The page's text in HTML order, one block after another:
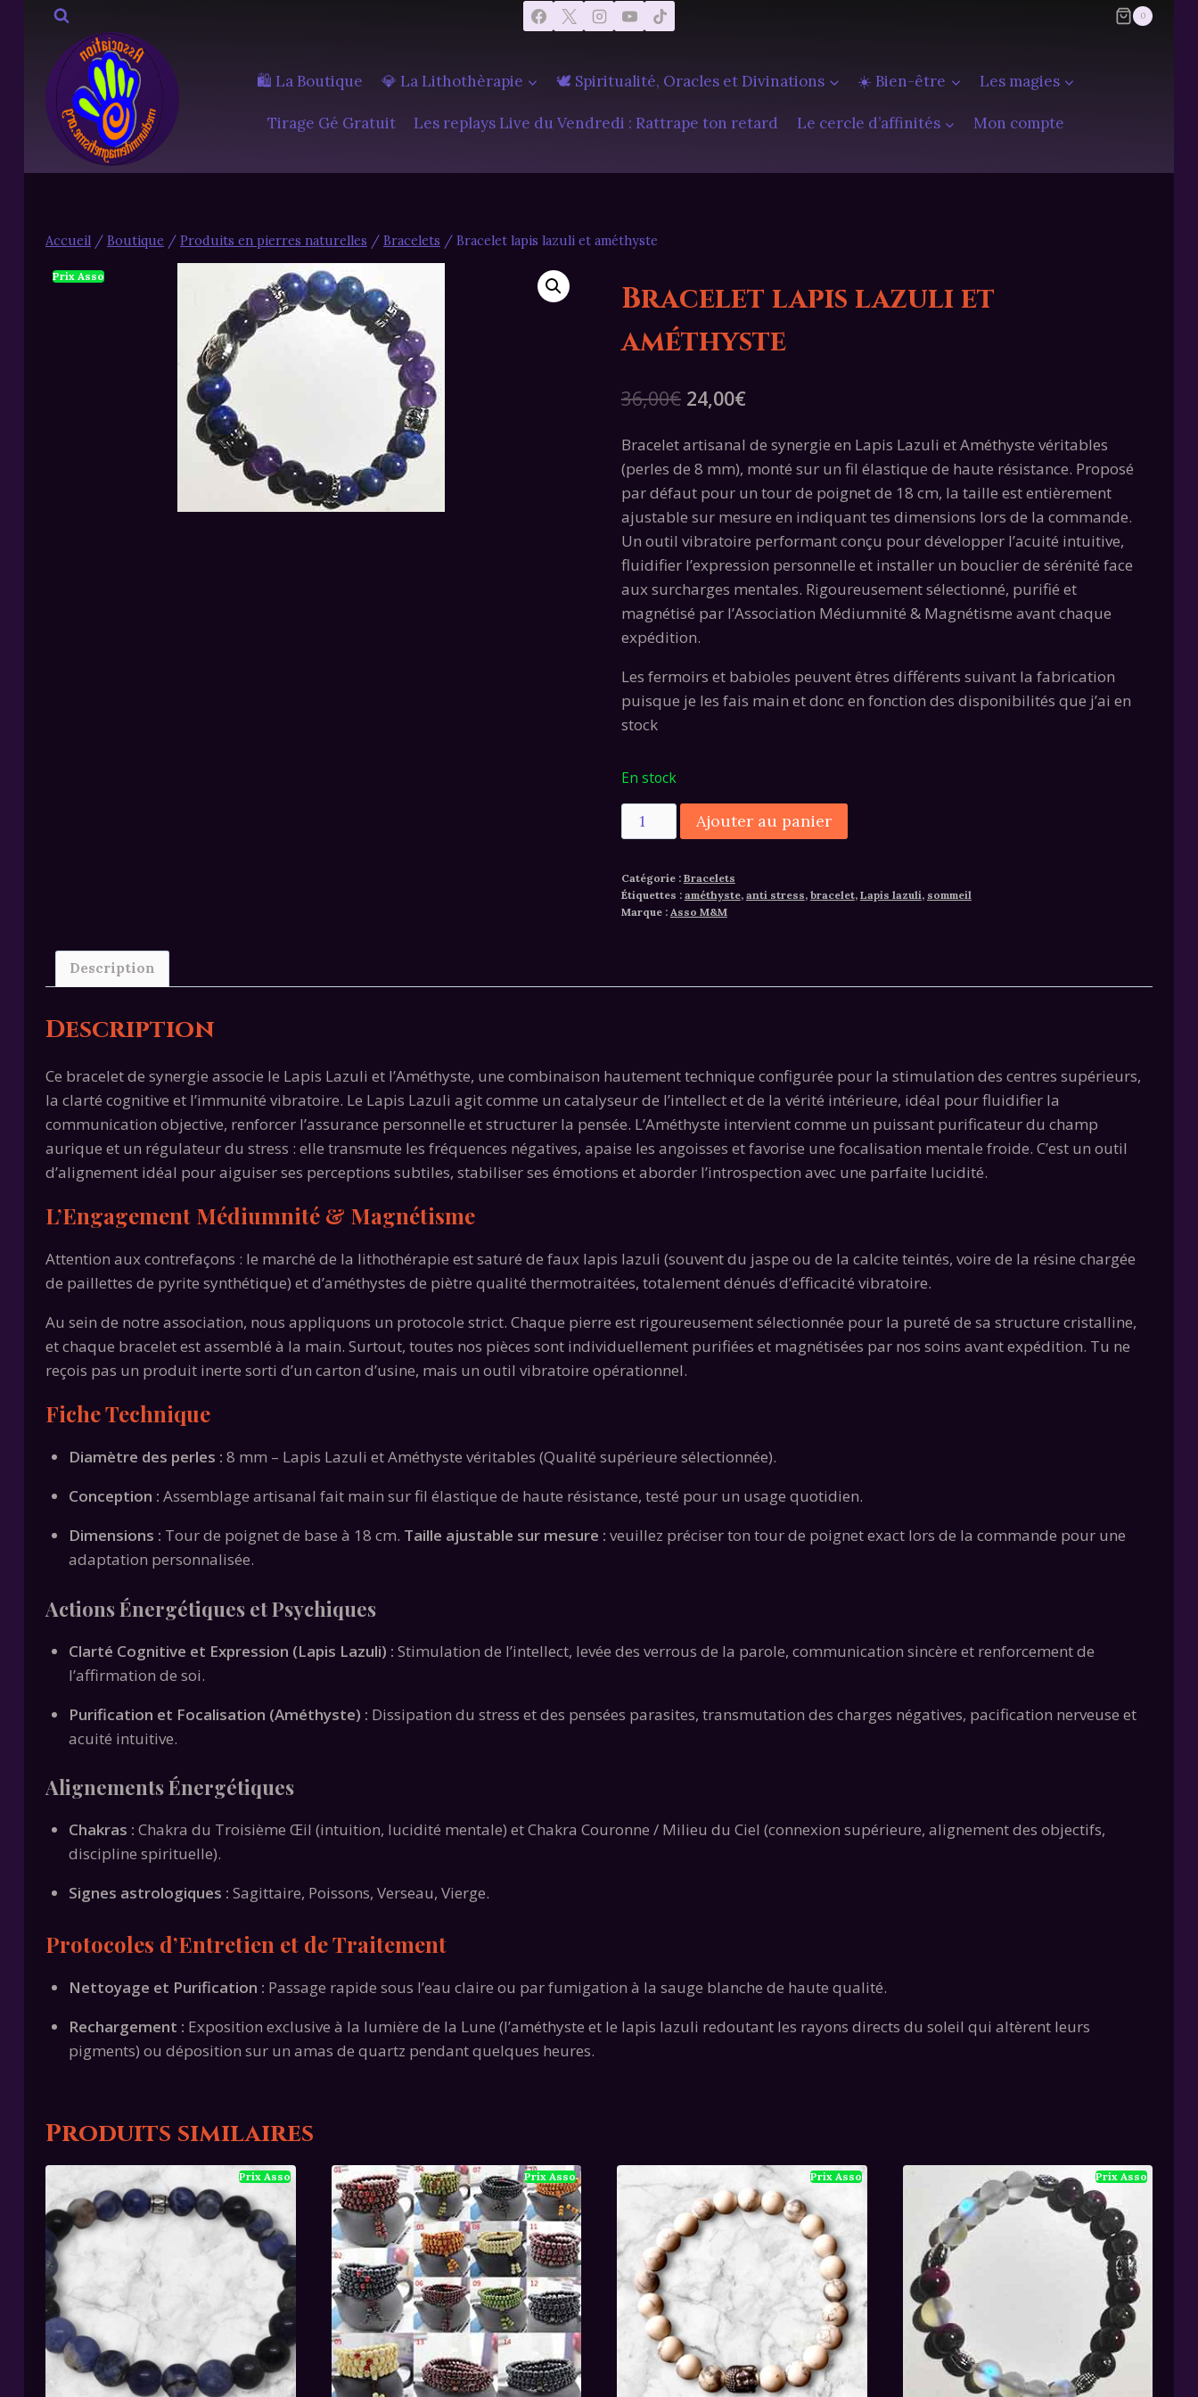
Aller
contenu
0
🛍️ La Boutique 💎 La Lithothèrapie 🕊️ Spiritualité, Oracles et Divinations ☀️ Bien-être Les magies
Tirage Gé Gratuit Les replays Live du Vendredi : Rattrape ton retard Le cercle d’affinités Mon compte
Accueil / Boutique / Produits en pierres naturelles / Bracelets / Bracelet lapis lazuli et améthyste
Bracelet lapis lazuli et
améthyste
36,00€ Le
initial
était :
36,00€.
24,00€Le
actuel
est :
24,00€.
Bracelet artisanal de synergie en Lapis Lazuli et Améthyste véritables
(perles de 8 mm), monté sur un fil élastique de haute résistance. Proposé
par défaut pour un tour de poignet de 18 cm, la taille est entièrement
ajustable sur mesure en indiquant tes dimensions lors de la commande.
Un outil vibratoire performant conçu pour développer l’acuité intuitive,
fluidifier l’expression personnelle et installer un bouclier de sérénité face
aux surcharges mentales. Rigoureusement sélectionné, purifié et
magnétisé par l’Association Médiumnité & Magnétisme avant chaque
expédition.
Les fermoirs et babioles peuvent êtres différents suivant la fabrication
puisque je les fais main et donc en fonction des disponibilités que j’ai en
stock
En stock
quantité
de
lapis
lazuli
Ajouter au panier
Catégorie : Bracelets
Étiquettes : améthyste, anti stress, bracelet, Lapis lazuli, sommeil
Marque : Asso M&M
Description
Description
Ce bracelet de synergie associe le Lapis Lazuli et l’Améthyste, une combinaison hautement technique configurée pour la stimulation des centres supérieurs,
la clarté cognitive et l’immunité vibratoire. Le Lapis Lazuli agit comme un catalyseur de l’intellect et de la vérité intérieure, idéal pour fluidifier la
communication objective, renforcer l’assurance personnelle et structurer la pensée. L’Améthyste intervient comme un puissant purificateur du champ
aurique et un régulateur du stress : elle transmute les fréquences négatives, apaise les angoisses et favorise une focalisation mentale froide. C’est un outil
d’alignement idéal pour aiguiser ses perceptions subtiles, stabiliser ses émotions et aborder l’introspection avec une parfaite lucidité.
L’Engagement Médiumnité & Magnétisme
Attention aux contrefaçons : le marché de la lithothérapie est saturé de faux lapis lazuli (souvent du jaspe ou de la calcite teintés, voire de la résine chargée
de paillettes de pyrite synthétique) et d’améthystes de piètre qualité thermotraitées, totalement dénués d’efficacité vibratoire.
Au sein de notre association, nous appliquons un protocole strict. Chaque pierre est rigoureusement sélectionnée pour la pureté de sa structure cristalline,
et chaque bracelet est assemblé à la main. Surtout, toutes nos pièces sont individuellement purifiées et magnétisées par nos soins avant expédition. Tu ne
reçois pas un produit inerte sorti d’un carton d’usine, mais un outil vibratoire opérationnel.
Fiche Technique
Diamètre des perles : 8 mm – Lapis Lazuli et Améthyste véritables (Qualité supérieure sélectionnée).
Conception : Assemblage artisanal fait main sur fil élastique de haute résistance, testé pour un usage quotidien.
Dimensions : Tour de poignet de base à 18 cm. Taille ajustable sur mesure : veuillez préciser ton tour de poignet exact lors de la commande pour une
adaptation personnalisée.
Actions Énergétiques et Psychiques
Clarté Cognitive et Expression (Lapis Lazuli) : Stimulation de l’intellect, levée des verrous de la parole, communication sincère et renforcement de
l’affirmation de soi.
Purification et Focalisation (Améthyste) : Dissipation du stress et des pensées parasites, transmutation des charges négatives, pacification nerveuse et
acuité intuitive.
Alignements Énergétiques
Chakras : Chakra du Troisième Œil (intuition, lucidité mentale) et Chakra Couronne / Milieu du Ciel (connexion supérieure, alignement des objectifs,
discipline spirituelle).
Signes astrologiques : Sagittaire, Poissons, Verseau, Vierge.
Protocoles d’Entretien et de Traitement
Nettoyage et Purification : Passage rapide sous l’eau claire ou par fumigation à la sauge blanche de haute qualité.
Rechargement : Exposition exclusive à la lumière de la Lune (l’améthyste et le lapis lazuli redoutant les rayons directs du soleil qui altèrent leurs
pigments) ou déposition sur un amas de quartz pendant quelques heures.
Produits similaires